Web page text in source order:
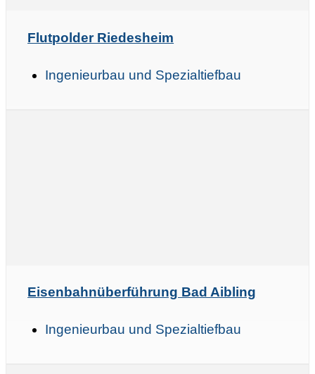
Flutpolder Riedesheim
Ingenieurbau und Spezialtiefbau
Eisenbahnüberführung Bad Aibling
Ingenieurbau und Spezialtiefbau